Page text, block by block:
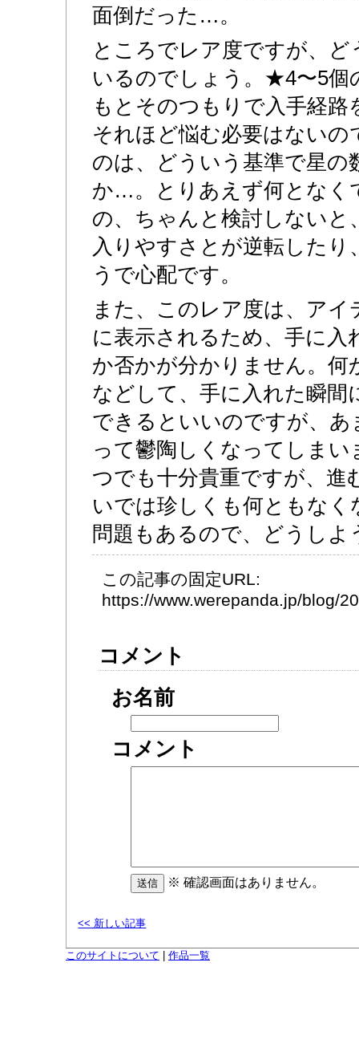
面倒だった…。
ところでレア度ですが、
いるのでしょう。★4〜5個
もとそのつもりで入手経
それほど悩む必要はないの
のは、どういう基準で星の
か…。とりあえず何となく
の、ちゃんと検討しないと
入りやすさとが逆転した
うで心配です。
また、このレア度は、アイ
に表示されるため、手に入
か否かが分かりません。何
などして、手に入れた瞬間
できるといいのですが、
って鬱陶しくなってしま
つでも十分貴重ですが、
いでは珍しくも何ともな
問題もあるので、どうしよ
この記事の固定URL:
https://www.werepanda.jp/blog/
コメント
お名前
コメント
※ 確認画面はありません。
<< 新しい記事
このサイトについて 作品一覧